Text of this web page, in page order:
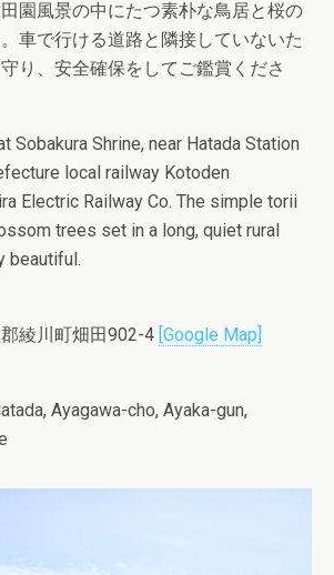
園風景の中にたつ素朴な鳥居と桜の
車で行ける道路と隣接していないた
り、安全確保をしてご鑑賞くださ
Sobakura Shrine, near Hatada Station
local railway Kotoden
Electric Railway Co. The simple torii
trees set in a long, quiet rural
beautiful.
綾川町畑田902-4 [Google Map]
Ayagawa-cho, Ayaka-gun,